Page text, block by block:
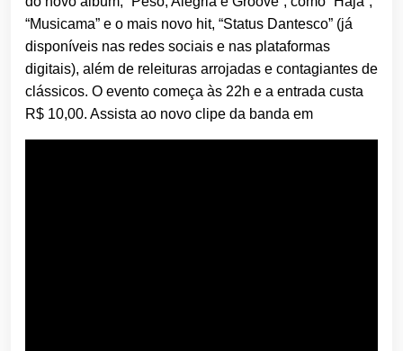
“Musicama” e o mais novo hit, “Status Dantesco” (já
disponíveis nas redes sociais e nas plataformas
digitais), além de releituras arrojadas e contagiantes de
clássicos. O evento começa às 22h e a entrada custa
R$ 10,00. Assista ao novo clipe da banda em